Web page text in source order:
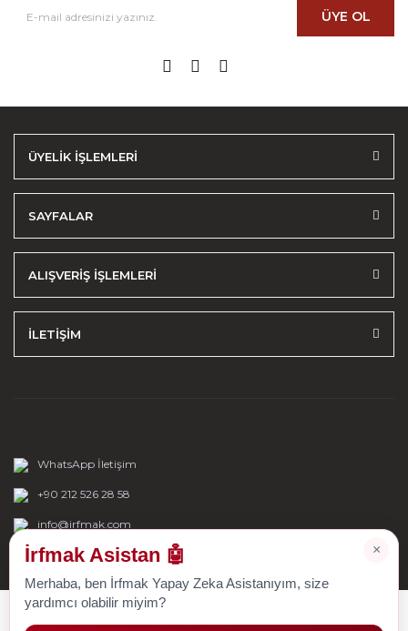
ÜYE OL
ÜYELİK İŞLEMLERİ
SAYFALAR
ALIŞVERİŞ İŞLEMLERİ
İLETİŞİM
WhatsApp İletişim
+90 212 526 28 58
info@irfmak.com
×
İrfmak Asistan 🤖
Merhaba, ben İrfmak Yapay Zeka Asistanıyım, size
yardımcı olabilir miyim?